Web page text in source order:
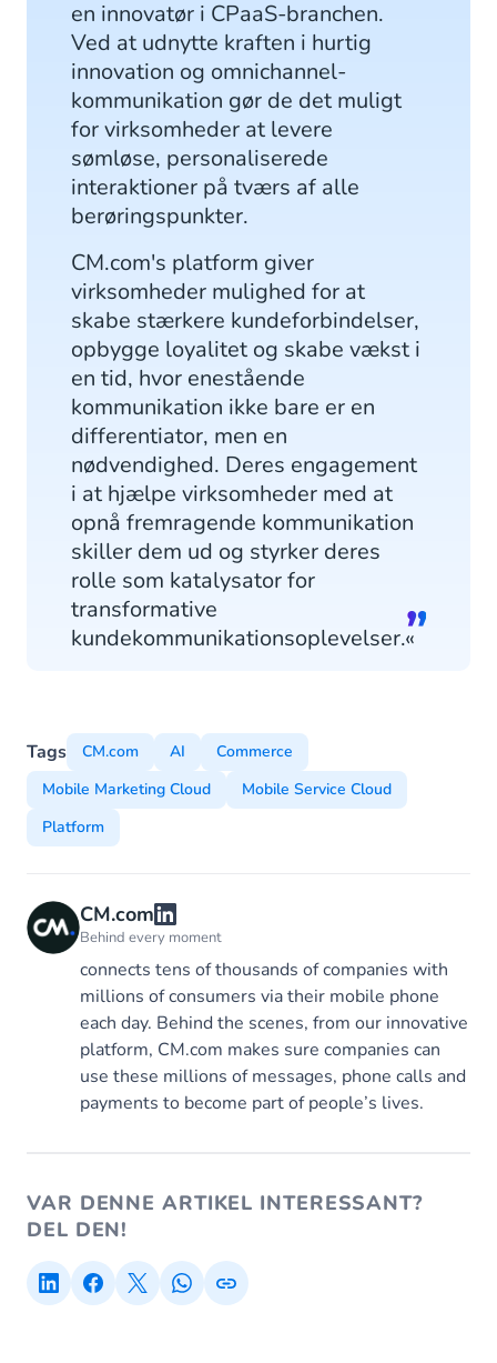
en innovatør i CPaaS-branchen.
Ved at udnytte kraften i hurtig
innovation og omnichannel-
kommunikation gør de det muligt
for virksomheder at levere
sømløse, personaliserede
interaktioner på tværs af alle
berøringspunkter.
CM.com's platform giver
virksomheder mulighed for at
skabe stærkere kundeforbindelser,
opbygge loyalitet og skabe vækst i
en tid, hvor enestående
kommunikation ikke bare er en
differentiator, men en
nødvendighed. Deres engagement
i at hjælpe virksomheder med at
opnå fremragende kommunikation
skiller dem ud og styrker deres
rolle som katalysator for
transformative
kundekommunikationsoplevelser.«
Tags CM.com AI
Commerce
Mobile Marketing Cloud
Mobile Service Cloud
Platform
CM.com
Behind every moment
connects tens of thousands of companies with
millions of consumers via their mobile phone
each day. Behind the scenes, from our innovative
platform, CM.com makes sure companies can
use these millions of messages, phone calls and
payments to become part of people’s lives.
VAR DENNE ARTIKEL INTERESSANT?
DEL DEN!